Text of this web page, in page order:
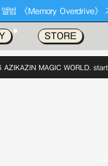
《Memory Overdrive》 가
STORE
MAGIC WORLD.